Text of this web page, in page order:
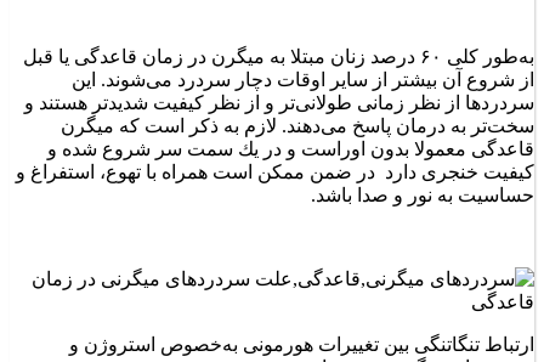
به‌طور كلی ۶۰ درصد زنان مبتلا به میگرن در زمان قاعدگی یا قبل
از شروع آن بیشتر از سایر اوقات دچار سردرد می‌شوند. این
سردردها از نظر زمانی طولانی‌تر و از نظر كیفیت شدیدتر هستند و
سخت‌تر به درمان پاسخ می‌دهند. لازم به ذكر است كه میگرن
قاعدگی معمولا بدون اوراست و در یك سمت سر شروع شده و
كیفیت خنجری دارد در ضمن ممكن است همراه با تهوع، استفراغ و
حساسیت به نور و صدا باشد.
ارتباط تنگاتنگی بین تغییرات هورمونی به‌خصوص استروژن و